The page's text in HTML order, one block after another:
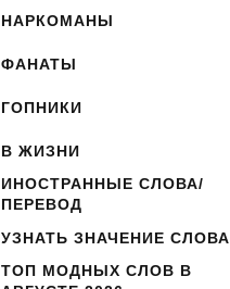
НАРКОМАНЫ
ФАНАТЫ
ГОПНИКИ
В ЖИЗНИ
ИНОСТРАННЫЕ СЛОВА/
ПЕРЕВОД
УЗНАТЬ ЗНАЧЕНИЕ СЛОВА
ТОП МОДНЫХ СЛОВ В